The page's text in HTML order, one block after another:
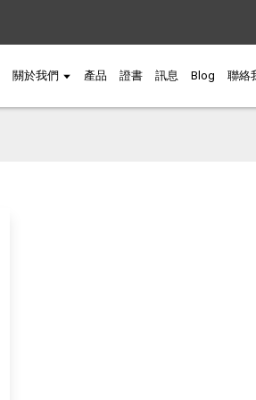
關於我們 產品 證書 訊息 Blog 聯絡